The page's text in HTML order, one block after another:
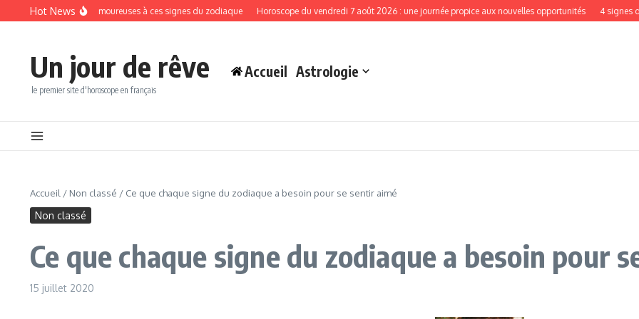
Aller au contenu
Hot News
des surprises amoureuses à ces signes du zodiaque Horoscope du vendredi 7 août 2026 : une journée propice aux nouvelles opportunités 4 signes du
Un jour de rêve
le premier site d'horoscope en français
Accueil Astrologie
Accueil / Non classé / Ce que chaque signe du zodiaque a besoin pour se sentir aimé
Non classé
Ce que chaque signe du zodiaque a besoin pour
15 juillet 2020